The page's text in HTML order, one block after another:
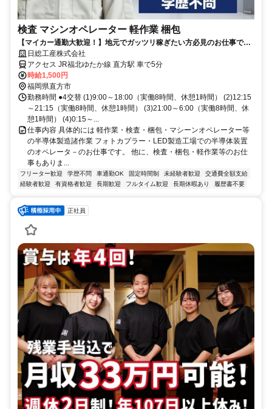
検査 マシンオペレーター 軽作業 梱包
【マイカー通勤大歓迎！】地元でガッツリ稼ぎたい方必見のお仕事です
★ 日総工産株式会社
アクセス JR福北ゆたか線 直方駅 車で5分
時給1,500円
福岡県直方市
勤務時間 ●4交替 (1)9:00～18:00（実働8時間、休憩1時間） (2)12:15
～21:15（実働8時間、休憩1時間） (3)21:00～6:00（実働8時間、休
憩1時間） (4)0:15～...
仕事内容 具体的には 軽作業・検査・梱包・マシーンオペレーター等
の半導体製造諸作業 フォトカプラー・LED製造工場での半導体装置
のオペレータ－のお仕事です。 他に、検査・梱包・軽作業等のお仕
事もありま...
フリーター歓迎 学歴不問 車通勤OK 固定時間制 未経験者歓迎
交通費全額支給
経験者歓迎
有資格者歓迎 長期歓迎 フルタイム歓迎 長期休暇あり 履歴書不要
正社員